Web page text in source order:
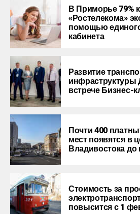
В Приморье 79%
«Ростелекома»
помощью
кабинета
Развитие
встрече Бизнес-
Почти 400
мест появятся в
Владивостока до
Стоимость за
повысится с 1